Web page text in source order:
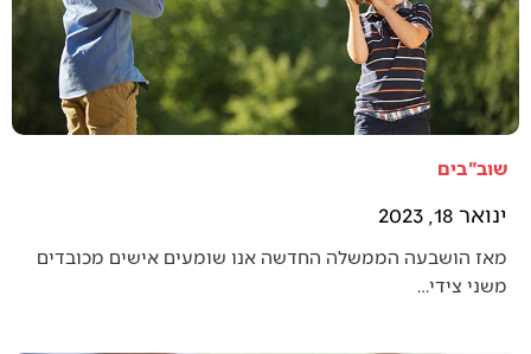
שוב"בים
ינואר 18, 2023
מאז הושבעה הממשלה החדשה אנו שומעים אישים מכובדים
משני צידי…